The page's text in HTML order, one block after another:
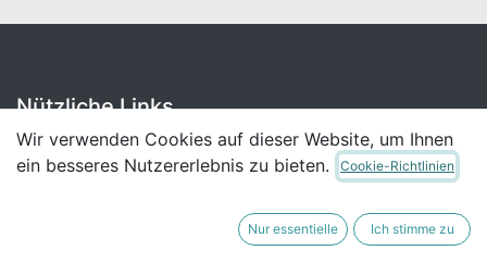
Nützliche Links
Home
Über uns
Wir verwenden Cookies auf dieser Website, um Ihnen
ein besseres Nutzererlebnis zu bieten.
Cookie-Richtlinien
Nur essentielle Ich stimme zu